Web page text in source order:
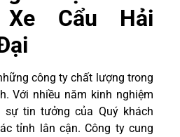
Cẩu Hải
công ty chất lượng trong
Với nhiều năm kinh nghiệm
tin tưởng của Quý khách
tỉnh lân cận. Công ty cung